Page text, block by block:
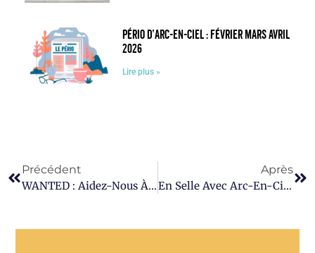
Pério d’Arc-en-Ciel : février mars avril
2026
Lire plus »
Précédent
WANTED : Aidez-Nous À Offrir Des Loisirs Aux Enfants Défavorisés !
Après
En Selle Avec Arc-En-Ciel Au BXL Tour !